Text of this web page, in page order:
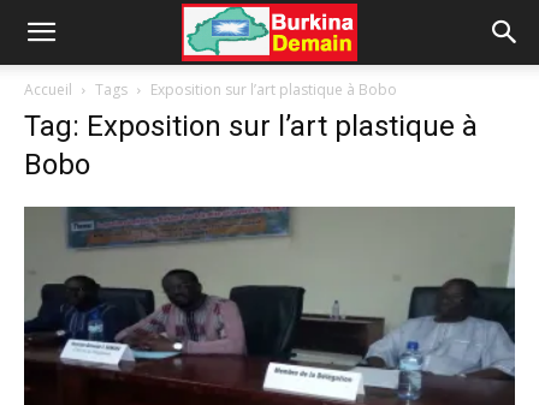
Accueil Tags Exposition sur l’art plastique à Bobo
Tag: Exposition sur l’art plastique à
Bobo